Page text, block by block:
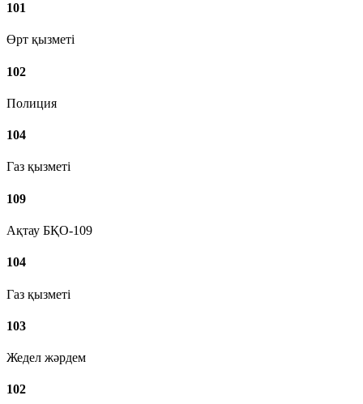
101
Өрт қызметі
102
Полиция
104
Газ қызметі
109
Ақтау БҚО-109
104
Газ қызметі
103
Жедел жәрдем
102